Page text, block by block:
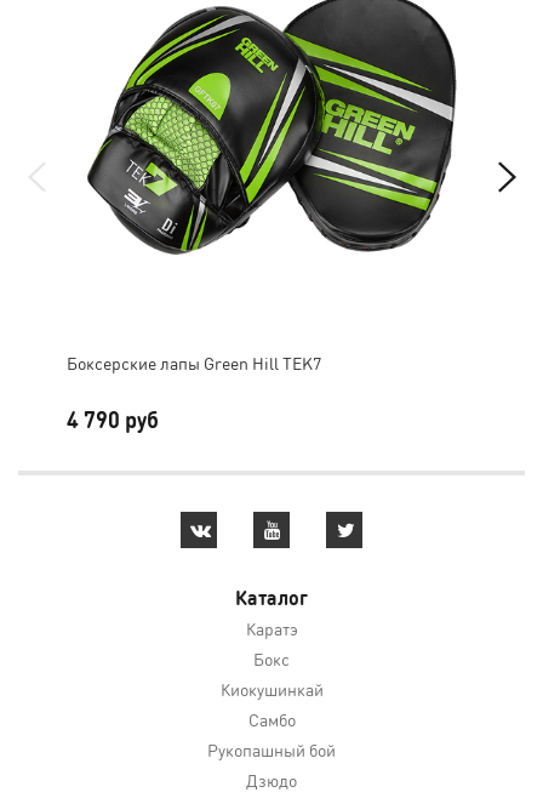
Боксерские лапы Green Hill TEK7
4 790 руб
Каталог
Каратэ
Бокс
Киокушинкай
Самбо
Рукопашный бой
Дзюдо